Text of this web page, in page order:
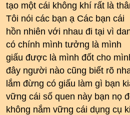
tạo một cái không khí rất là
Tôi nói các bạn ạ Các bạn cái
hồn nhiên với nhau đi tại vì
có chính mình tưởng là mình
giấu được là mình đốt cho
đây người nào cũng biết rõ
lắm đừng có giấu làm gì bạn
vững cái số quen này bạn nọ
không nắm vững cái dụng cụ